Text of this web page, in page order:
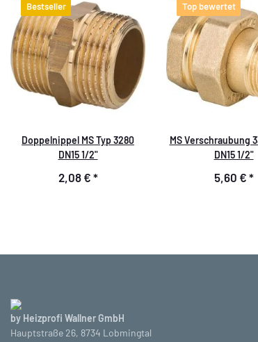
Bestseller
Doppelnippel MS Typ 3280
DN15 1/2"
2,08 € *
Top bewertet
MS Verschraubung
DN15 1/2"
5,60 € *
by Heizprofi Wallner GmbH
Hauptstraße 26, 8734 Lobmingtal